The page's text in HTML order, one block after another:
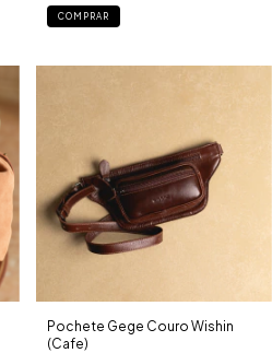
COMPRAR
Pochete Gege Couro Wishin
(Cafe)